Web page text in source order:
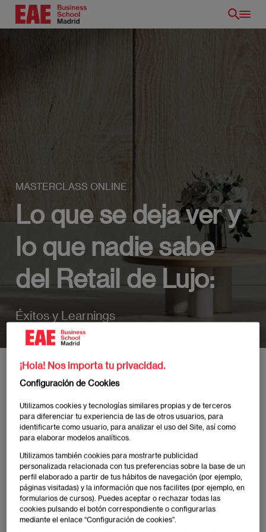
Pasar
MASTERCLASS ONLINE
Lo que se deja ver y
lo que nadie sabe
del Retail de Lujo:
Éxitos y Learnings
Inicio Eventos Lo que se deja ver y lo que nadie sabe del Retail de
Publicado: 04/09/2023|Actualizado:
El próximo13 de septiembre, a las 19:00h(hora
española),contaremos conYvonne Boysen , Personal
Consulting, Merchandising, Buying , Strategic
Planing, Retail, Operations and Consulting en
¡Hola! Nos importa tu privacidad.
Configuración de Cookies
Utilizamos cookies y tecnologías similares propias y de terceros
para diferenciar tu experiencia de las de otros usuarios, para
identificarte como usuario, para analizar el uso del Site, así como
para elaborar modelos analíticos.
Utilizamos también cookies para mostrarte publicidad
personalizada relacionada con tus preferencias sobre la base de un
perfil elaborado a partir de tus hábitos de navegación (por ejemplo,
páginas visitadas) y la información que nos facilites (por ejemplo, en
formularios de cursos). Puedes aceptar o rechazar todas las
cookies pulsando el botón correspondiente o configurarlas
mediante el enlace “Configuración de cookies”.